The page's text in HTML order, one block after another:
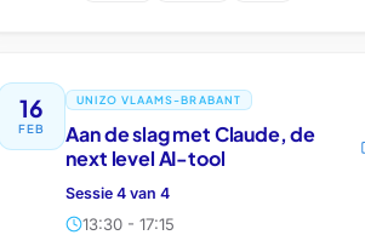
16
FEB
UNIZO VLAAMS-BRABANT
Aan de slag met Claude, de
next level AI-tool
Sessie4 van4
13:30 - 17:15